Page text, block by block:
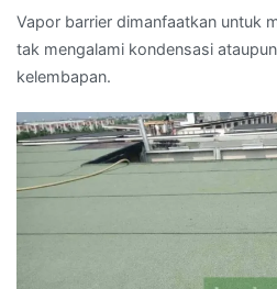
Vapor barrier dimanfaatkan untuk
tak mengalami kondensasi
kelembapan.